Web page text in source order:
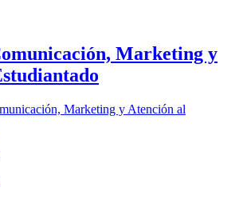
Marketing y
Marketing y Atención al